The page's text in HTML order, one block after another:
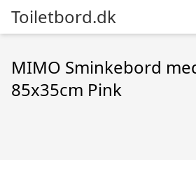
Toiletbord.dk
MIMO Sminkebord
85x35cm Pink